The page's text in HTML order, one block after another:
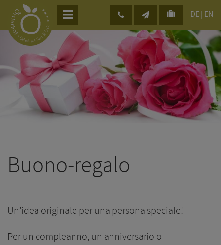
DE EN
Buono-regalo
Un’idea originale per una persona speciale!
Per un compleanno, un anniversario o